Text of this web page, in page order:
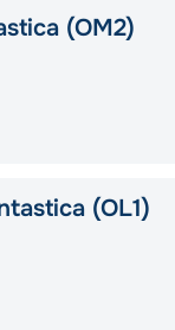
(OM2)
(OL1)